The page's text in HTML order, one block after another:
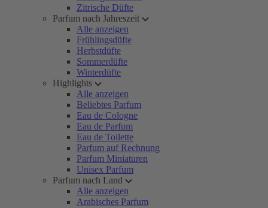
Zitrische Düfte
Parfum nach Jahreszeit
Alle anzeigen
Frühlingsdüfte
Herbstdüfte
Sommerdüfte
Winterdüfte
Highlights
Alle anzeigen
Beliebtes Parfum
Eau de Cologne
Eau de Parfum
Eau de Toilette
Parfum auf Rechnung
Parfum Miniaturen
Unisex Parfum
Parfum nach Land
Alle anzeigen
Arabisches Parfum